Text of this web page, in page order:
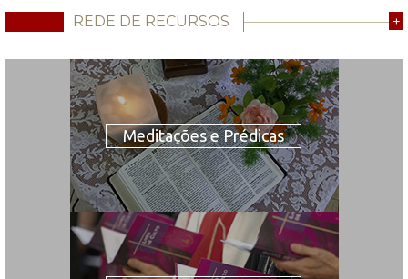
REDE DE RECURSOS +
Meditações e Prédicas